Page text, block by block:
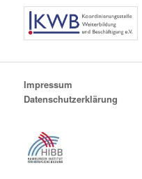
Impressum
Datenschutzerklärung